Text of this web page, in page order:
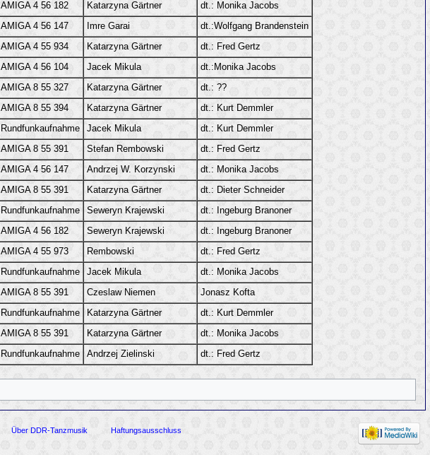
AMIGA 4 56 182 Katarzyna Gärtner dt.: Monika Jacobs
AMIGA 4 56 147 Imre Garai dt.:Wolfgang Brandenstein
AMIGA 4 55 934 Katarzyna Gärtner dt.: Fred Gertz
AMIGA 4 56 104 Jacek Mikula dt.:Monika Jacobs
AMIGA 8 55 327 Katarzyna Gärtner dt.: ??
AMIGA 8 55 394 Katarzyna Gärtner dt.: Kurt Demmler
Rundfunkaufnahme Jacek Mikula dt.: Kurt Demmler
AMIGA 8 55 391 Stefan Rembowski dt.: Fred Gertz
AMIGA 4 56 147 Andrzej W. Korzynski dt.: Monika Jacobs
AMIGA 8 55 391 Katarzyna Gärtner dt.: Dieter Schneider
Rundfunkaufnahme Seweryn Krajewski dt.: Ingeburg Branoner
AMIGA 4 56 182 Seweryn Krajewski dt.: Ingeburg Branoner
AMIGA 4 55 973 Rembowski dt.: Fred Gertz
Rundfunkaufnahme Jacek Mikula dt.: Monika Jacobs
AMIGA 8 55 391 Czeslaw Niemen Jonasz Kofta
Rundfunkaufnahme Katarzyna Gärtner dt.: Kurt Demmler
AMIGA 8 55 391 Katarzyna Gärtner dt.: Monika Jacobs
Rundfunkaufnahme Andrzej Zielinski
dt.: Fred Gertz
Über DDR-Tanzmusik Haftungsausschluss